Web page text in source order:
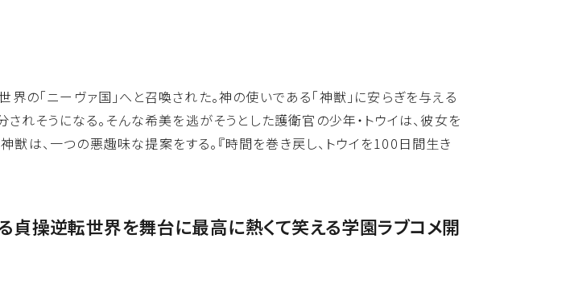
の「ニーヴァ国」へと召喚された。神の使いである「神獣」に安らぎを与える
されそうになる。そんな希美を逃がそうとした護衛官の少年・トウイは、彼女を
は、一つの悪趣味な提案をする。『時間を巻き戻し、トウイを100日間生き
操逆転世界を舞台に最高に熱くて笑える学園ラブコメ開